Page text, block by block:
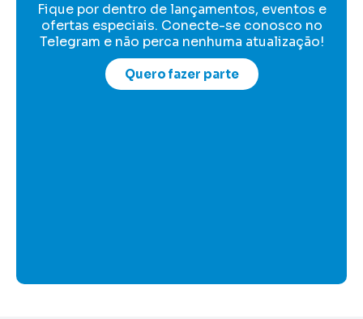
Fique por dentro de lançamentos, eventos e
ofertas especiais. Conecte-se conosco no
Telegram e não perca nenhuma atualização!
Quero fazer parte